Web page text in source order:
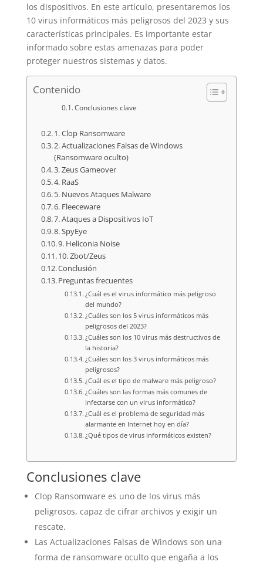
los dispositivos. En este artículo, presentaremos los
10 virus informáticos más peligrosos del 2023 y sus
características principales. Es importante estar
informado sobre estas amenazas para poder
proteger nuestros sistemas y datos.
Contenido
Conclusiones clave
1. Clop Ransomware
2. Actualizaciones Falsas de Windows
(Ransomware oculto)
3. Zeus Gameover
4. RaaS
5. Nuevos Ataques Malware
6. Fleeceware
7. Ataques a Dispositivos IoT
8. SpyEye
9. Heliconia Noise
10. Zbot/Zeus
Conclusión
Preguntas frecuentes
¿Cuál es el virus informático más peligroso
del mundo?
¿Cuáles son los 5 virus informáticos más
peligrosos del 2023?
¿Cuáles son los 10 virus más destructivos de
la historia?
¿Cuáles son los 3 virus informáticos más
peligrosos?
¿Cuál es el tipo de malware más peligroso?
¿Cuáles son las formas más comunes de
infectarse con un virus informático?
¿Cuál es el problema de seguridad más
alarmante en Internet hoy en día?
¿Qué tipos de virus informáticos existen?
Conclusiones clave
Clop Ransomware es uno de los virus más
peligrosos, capaz de cifrar archivos y exigir un
rescate.
Las Actualizaciones Falsas de Windows son una
forma de ransomware oculto que engaña a los